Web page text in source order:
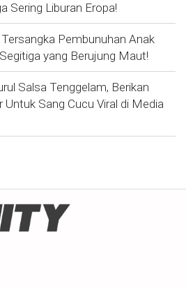
Sering Liburan Eropa!
Pembunuhan Anak
yang Berujung Maut!
Salsa Tenggelam, Berikan
Untuk Sang Cucu Viral di Media